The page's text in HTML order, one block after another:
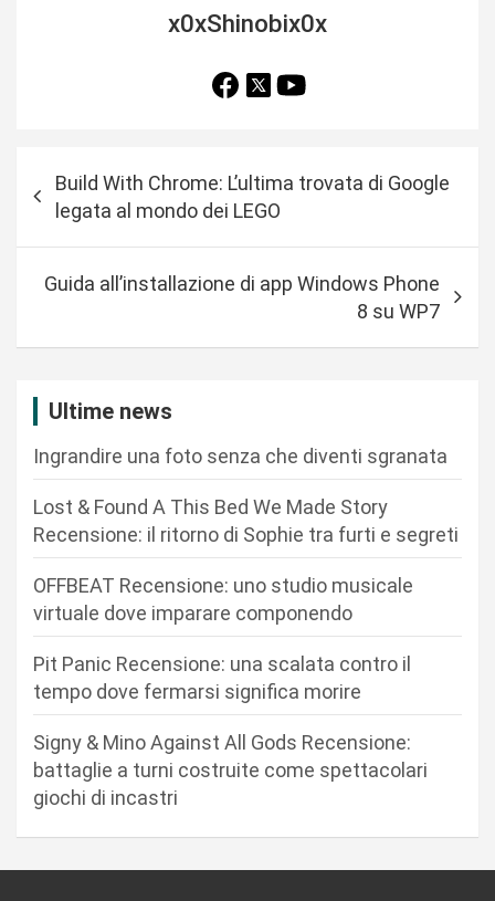
x0xShinobix0x
a
Build With Chrome: L’ultima trovata di Google
legata al mondo dei LEGO
Guida all’installazione di app Windows Phone
8 su WP7
Ultime news
Ingrandire una foto senza che diventi sgranata
Lost & Found A This Bed We Made Story
Recensione: il ritorno di Sophie tra furti e segreti
OFFBEAT Recensione: uno studio musicale
virtuale dove imparare componendo
Pit Panic Recensione: una scalata contro il
tempo dove fermarsi significa morire
Signy & Mino Against All Gods Recensione:
battaglie a turni costruite come spettacolari
giochi di incastri